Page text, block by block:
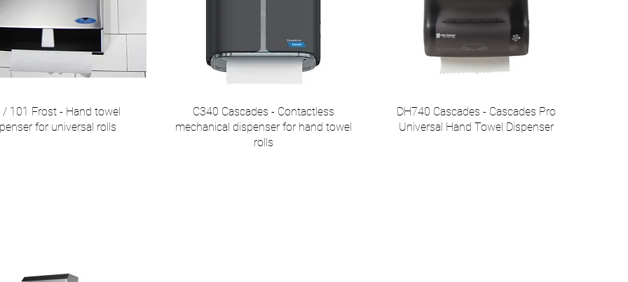
101 Frost - Hand towel
for universal rolls
C340 Cascades - Contactless
mechanical dispenser for hand towel
rolls
DH740 Cascades - Cascades Pro
Universal Hand Towel Dispenser